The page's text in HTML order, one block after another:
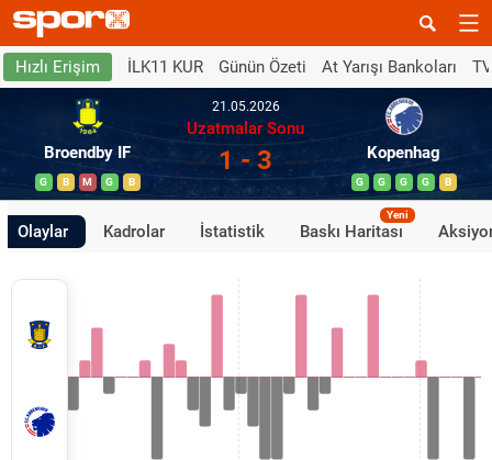
Hızlı Erişim İLK11 KUR Günün Özeti At Yarışı Bankoları
Broendby IF
G B M G B
21.05.2026
Uzatmalar Sonu
1 - 3 Kopenhag
G G G G B
Olaylar Kadrolar İstatistik Baskı Haritası
Yeni